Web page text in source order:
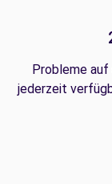
Probleme
jederzeit